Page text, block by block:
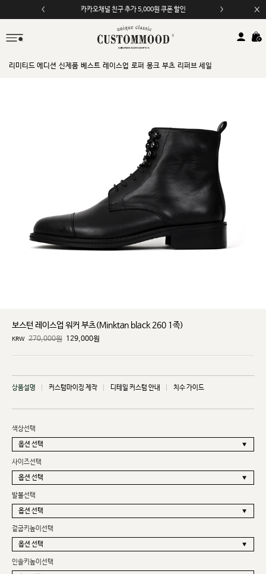
카카오채널 친구 추가 5,000원 쿠폰 할인
모바일 앱 자동 2,000원 할인
리미티드 에디션 신제품 베스트 레이스업 로퍼 몽크 부츠 리퍼브 세일
보스턴 레이스업 워커 부츠(Minktan black 260 1족)
KRW 270,000원 129,000원
상품설명 커스텀마이징 제작 디테일 커스텀 안내 치수 가이드
색상선택
사이즈선택
발볼선택
겉굽키높이선택
인솔키높이선택